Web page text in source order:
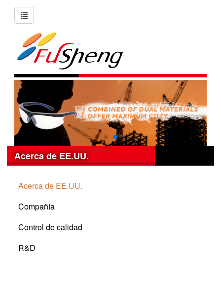
Acerca de EE.UU.
Acerca de EE.UU.
Compañía
Control de calidad
R&D